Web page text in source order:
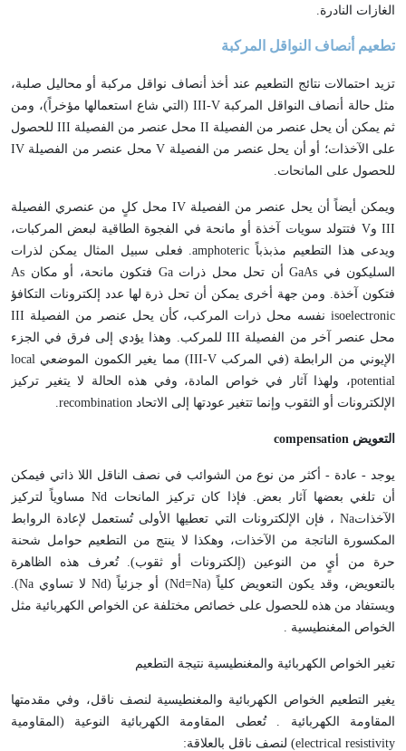
الغازات النادرة.
تطعيم أنصاف النواقل المركبة
تزيد احتمالات نتائج التطعيم عند أخذ أنصاف نواقل مركبة أو محاليل صلبة،
مثل حالة أنصاف النواقل المركبةIII-V (التي شاع استعمالها مؤخراً)، ومن
ثم يمكن أن يحل عنصر من الفصيلة II محل عنصر من الفصيلة III للحصول
على الآخذات؛ أو أن يحل عنصر من الفصيلة Vمحل عنصر من الفصيلة IV
للحصول على المانحات.
ويمكن أيضاً أن يحل عنصر من الفصيلةIV محل كلٍ من عنصري الفصيلة
IIIوV فتتولد سويات آخذة أو مانحة في الفجوة الطاقية لبعض المركبات،
ويدعى هذا التطعيم مذبذباً amphoteric. فعلى سبيل المثال يمكن لذرات
السليكون في GaAs أن تحل محل ذراتGa فتكون مانحة، أو مكان As
فتكون آخذة. ومن جهة أخرى يمكن أن تحل ذرة لها عدد إلكترونات التكافؤ
isoelectronic نفسه محل ذرات المركب، كأن يحل عنصر من الفصيلة III
محل عنصر آخر من الفصيلة III للمركب. وهذا يؤدي إلى فرق في الجزء
الإيوني من الرابطة (في المركب III-V) مما يغير الكمون الموضعي local
potential، ولهذا آثار في خواص المادة، وفي هذه الحالة لا يتغير تركيز
الإلكترونات أو الثقوب وإنما تتغير عودتها إلى الاتحاد recombination
.
التعويض compensation
يوجد - عادة - أكثر من نوع من الشوائب في نصف الناقل اللا ذاتي فيمكن
أن تلغي بعضها آثار بعض. فإذا كان تركيز المانحات Ndمساوياً لتركيز
الآخذاتNa ، فإن الإلكترونات التي تعطيها الأولى تُستعمل لإعادة الروابط
المكسورة الناتجة من الآخذات، وهكذا لا ينتج من التطعيم حوامل شحنة
حرة من أيٍ من النوعين (إلكترونات أو ثقوب). تُعرف هذه الظاهرة
بالتعويض، وقد يكون التعويض كلياً (Na
=
Nd) أو جزئياً (Ndلا تساوي Na
).
ويستفاد من هذه للحصول على خصائص مختلفة عن الخواص الكهربائية مثل
الخواص المغنطيسية .
تغير الخواص الكهربائية والمغنطيسية نتيجة التطعيم
يغير التطعيم الخواص الكهربائية والمغنطيسية لنصف ناقل، وفي مقدمتها
المقاومة الكهربائية . تُعطى المقاومة الكهربائية النوعية (المقاومية
electrical resistivity) لنصف ناقل بالعلاقة: